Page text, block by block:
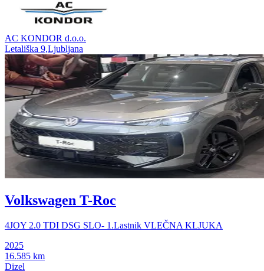
AC KONDOR d.o.o.
Letališka 9,Ljubljana
Volkswagen T-Roc
4JOY 2.0 TDI DSG SLO- 1.Lastnik VLEČNA KLJUKA
2025
16.585 km
Dizel